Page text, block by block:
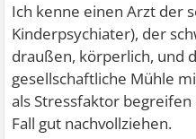
Ich kenne einen Arzt der
Kinderpsychiater), der
draußen, körperlich, und
gesellschaftliche Mühle
als Stressfaktor
Fall gut nachvollziehen.